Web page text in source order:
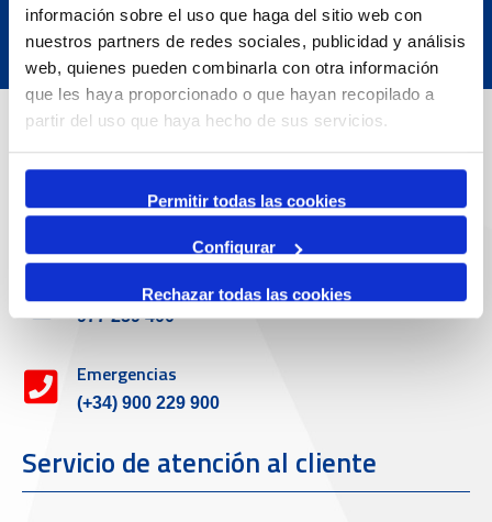
información sobre el uso que haga del sitio web con
nuestros partners de redes sociales, publicidad y análisis
web, quienes pueden combinarla con otra información
que les haya proporcionado o que hayan recopilado a
partir del uso que haya hecho de sus servicios.
Permitir todas las cookies
Configurar
Rechazar todas las cookies
Datos de contacto
Teléfono de contacto
977 259 400
Emergencias
(+34) 900 229 900
Servicio de atención al cliente